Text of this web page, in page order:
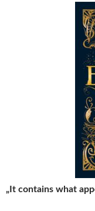
„It contains what